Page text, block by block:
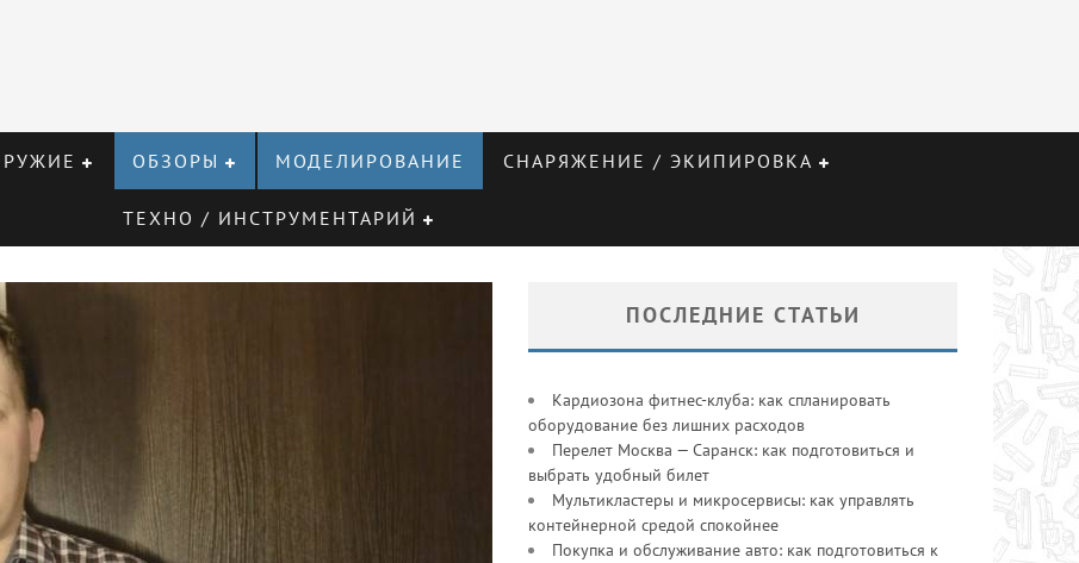
ОБЗОРЫ МОДЕЛИРОВАНИЕ СНАРЯЖЕНИЕ / ЭКИПИРОВКА
ТЕХНО / ИНСТРУМЕНТАРИЙ
ПОСЛЕДНИЕ СТАТЬИ
Кардиозона фитнес-клуба: как спланировать
оборудование без лишних расходов
Перелет Москва — Саранск: как подготовиться и
выбрать удобный билет
Мультикластеры и микросервисы: как управлять
контейнерной средой спокойнее
Покупка и обслуживание авто: как подготовиться к